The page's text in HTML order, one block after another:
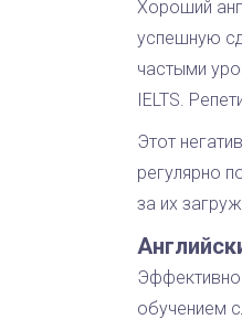
Хороший
успешную
частыми
IELTS.
Этот
регулярно
за их
Эффективно
обучением